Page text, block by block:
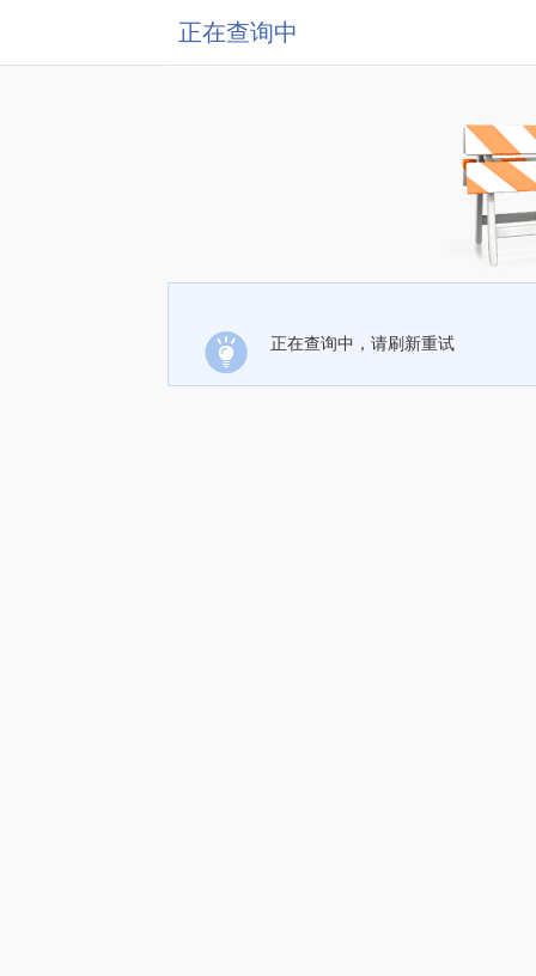
正在查询中
正在查询中，请刷新重试